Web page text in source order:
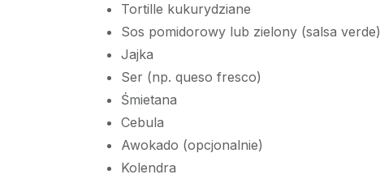
Tortille kukurydziane
Sos pomidorowy lub zielony (salsa verde)
Jajka
Ser (np. queso fresco)
Śmietana
Cebula
Awokado (opcjonalnie)
Kolendra